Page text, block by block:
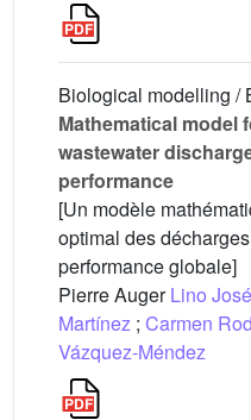
Biological modelling /
Mathematical model
wastewater
performance
[Un modèle
optimal des
performance globale]
Pierre AugerLino
Martínez ; Carmen
Vázquez-Méndez